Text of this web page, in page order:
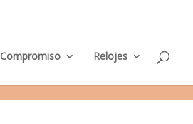
e
n
Compromiso Relojes